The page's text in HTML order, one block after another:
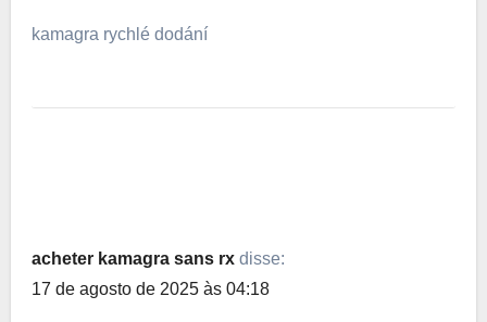
kamagra rychlé dodání
acheter kamagra sans rx disse:
17 de agosto de 2025 às 04:18